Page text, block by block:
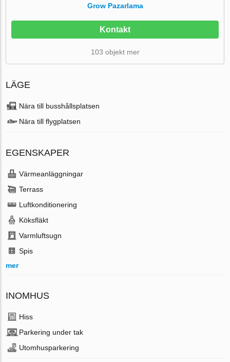
Grow Pazarlama
Kontakt
103 objekt mer
LÄGE
Nära till busshållsplatsen
Nära till flygplatsen
EGENSKAPER
Värmeanläggningar
Terrass
Luftkonditionering
Köksfläkt
Varmluftsugn
Spis
mer
INOMHUS
Hiss
Parkering under tak
Utomhusparkering